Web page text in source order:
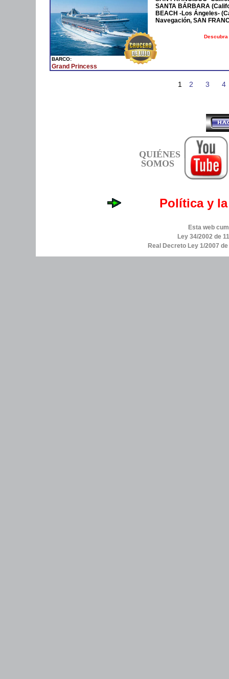
BARCO:
Grand Princess
SANTA BÁRBARA
BEACH -Los Ángeles-
Navegación, SAN
1 2 3 4
QUIÉNES
SOMOS
Política y
Esta web
Ley 34/2002 de
Real Decreto Ley 1/2007